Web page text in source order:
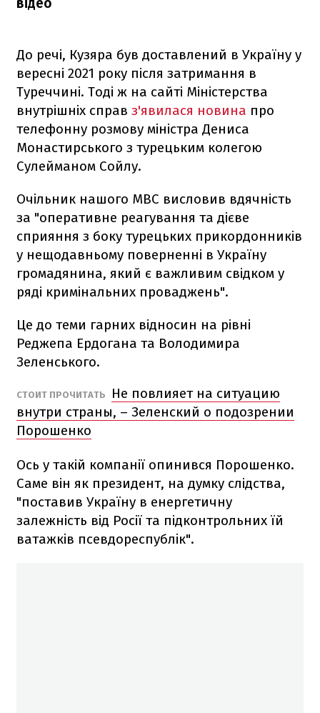
До речі, Кузяра був доставлений в Україну у
вересні 2021 року після затримання в
Туреччині. Тоді ж на сайті Міністерства
внутрішніх справ з'явилася новина про
телефонну розмову міністра Дениса
Монастирського з турецьким колегою
Сулейманом Сойлу.
Очільник нашого МВС висловив вдячність
за "оперативне реагування та дієве
сприяння з боку турецьких прикордонників
у нещодавньому поверненні в Україну
громадянина, який є важливим свідком у
ряді кримінальних проваджень".
Це до теми гарних відносин на рівні
Реджепа Ердогана та Володимира
Зеленського.
СТОИТ ПРОЧИТАТЬ
Не повлияет на ситуацию
внутри страны, – Зеленский о подозрении
Порошенко
Ось у такій компанії опинився Порошенко.
Саме він як президент, на думку слідства,
"поставив Україну в енергетичну
залежність від Росії та підконтрольних їй
ватажків псевдореспублік".